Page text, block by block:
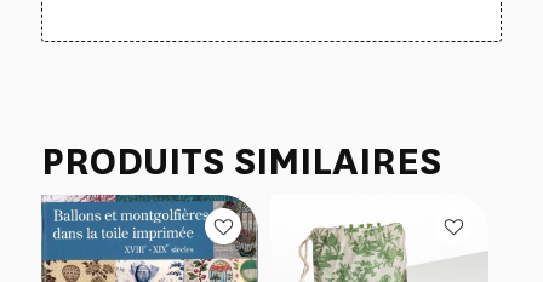
PRODUITS SIMILAIRES